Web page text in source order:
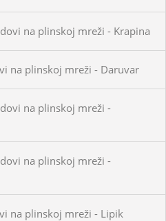
na plinskoj mreži - Krapina
na plinskoj mreži - Daruvar
na plinskoj mreži -
na plinskoj mreži -
na plinskoj mreži - Lipik